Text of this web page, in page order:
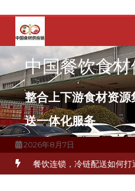
容
中国餐饮食
整合上下游食材资
送一体化服务
2026年8月7日
海餐饮连锁加速，冷链配送如何破